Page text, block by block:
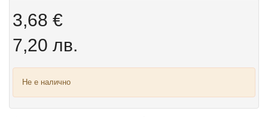
3,68 €
7,20 лв.
Не е налично